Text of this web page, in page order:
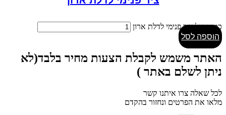
כמות של ציר פנימי לדלת ארון
הוספה לסל
האתר משמש לקבלת הצעות מחיר בלבד(לא
ניתן לשלם באתר )
לכל שאלה צרו איתנו קשר
מלאו את הפרטים ונחזור בהקדם